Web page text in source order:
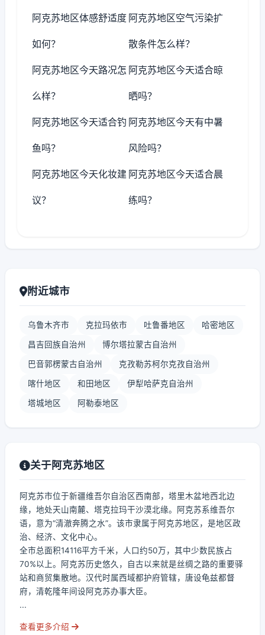
阿克苏地区体感舒适度
如何？
阿克苏地区空气污染扩
散条件怎么样？
阿克苏地区今天路况怎
么样？
阿克苏地区今天适合晾
晒吗？
阿克苏地区今天适合钓
鱼吗？
阿克苏地区今天有中暑
风险吗？
阿克苏地区今天化妆建
议？
阿克苏地区今天适合晨
练吗？
附近城市
乌鲁木齐市 克拉玛依市 吐鲁番地区 哈密地区
昌吉回族自治州 博尔塔拉蒙古自治州
巴音郭楞蒙古自治州 克孜勒苏柯尔克孜自治州
喀什地区 和田地区 伊犁哈萨克自治州
塔城地区 阿勒泰地区
关于阿克苏地区
阿克苏市位于新疆维吾尔自治区西南部，塔里木盆地西北边
缘，地处天山南麓、塔克拉玛干沙漠北缘。阿克苏系维吾尔
语，意为“清澈奔腾之水”。该市隶属于阿克苏地区，是地区政
治、经济、文化中心。
全市总面积14116平方千米，人口约50万，其中少数民族占
70%以上。阿克苏历史悠久，自古以来就是丝绸之路的重要驿
站和商贸集散地。汉代时属西域都护府管辖，唐设龟兹都督
府，清乾隆年间设阿克苏办事大臣。
...
查看更多介绍